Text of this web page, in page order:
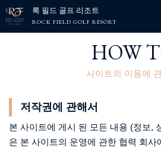
록 필드 골프 리조트
ROCK FIELD GOLF RESORT
HOW
사이트의 이용에
저작권에 관해서
본 사이트에 게시 된 모든 내용 (정보,
은 본 사이트의 운영에 관한 협력 회사